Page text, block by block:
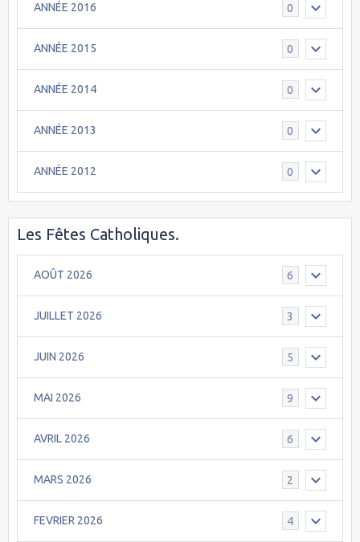
ANNÉE 2016 0
ANNÉE 2015 0
ANNÉE 2014 0
ANNÉE 2013 0
ANNÉE 2012 0
Les Fêtes Catholiques.
AOÛT 2026 6
JUILLET 2026 3
JUIN 2026 5
MAI 2026 9
AVRIL 2026 6
MARS 2026 2
FEVRIER 2026 4